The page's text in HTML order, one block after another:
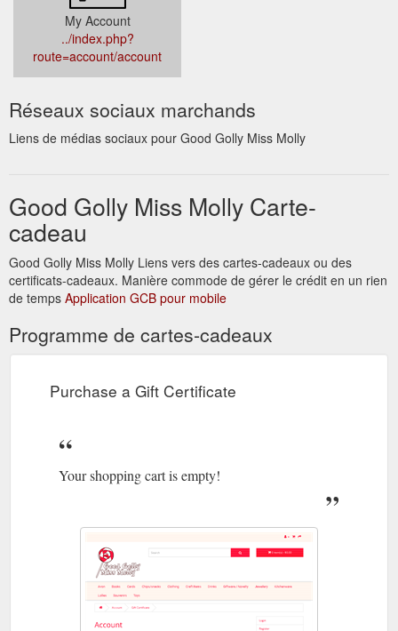
My Account
../index.php?
route=account/account
Réseaux sociaux marchands
Liens de médias sociaux pour Good Golly Miss Molly
Good Golly Miss Molly Carte-
cadeau
Good Golly Miss Molly Liens vers des cartes-cadeaux ou des
certificats-cadeaux. Manière commode de gérer le crédit en un rien
de temps Application GCB pour mobile
Programme de cartes-cadeaux
Purchase a Gift Certificate
Your shopping cart is empty!